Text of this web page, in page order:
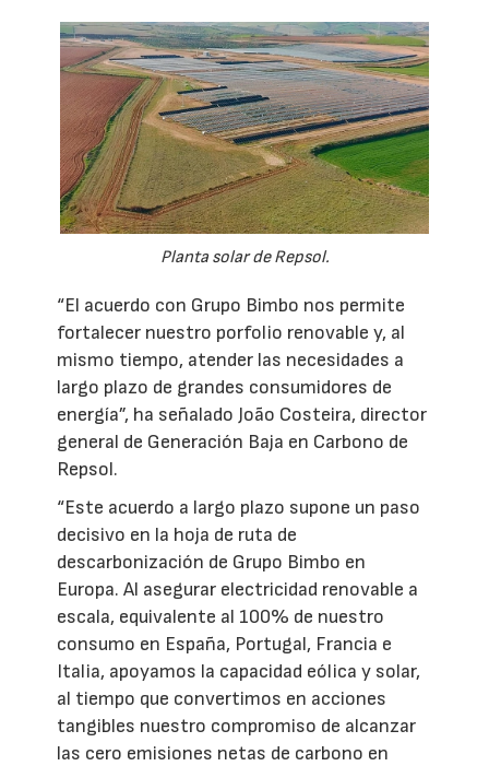
Planta solar de Repsol.
“El acuerdo con Grupo Bimbo nos permite
fortalecer nuestro porfolio renovable y, al
mismo tiempo, atender las necesidades a
largo plazo de grandes consumidores de
energía”, ha señalado João Costeira, director
general de Generación Baja en Carbono de
Repsol.
“Este acuerdo a largo plazo supone un paso
decisivo en la hoja de ruta de
descarbonización de Grupo Bimbo en
Europa. Al asegurar electricidad renovable a
escala, equivalente al 100% de nuestro
consumo en España, Portugal, Francia e
Italia, apoyamos la capacidad eólica y solar,
al tiempo que convertimos en acciones
tangibles nuestro compromiso de alcanzar
las cero emisiones netas de carbono en